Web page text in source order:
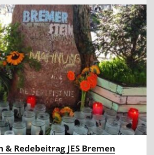
Redebeitrag JES Bremen